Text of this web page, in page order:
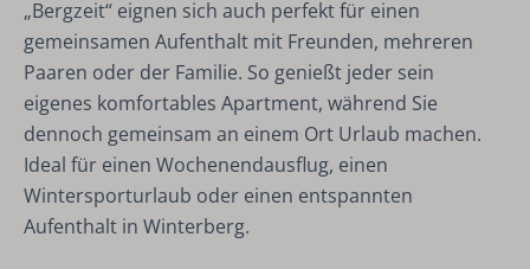
„Bergzeit“ eignen sich auch perfekt für einen
gemeinsamen Aufenthalt mit Freunden, mehreren
Paaren oder der Familie. So genießt jeder sein
eigenes komfortables Apartment, während Sie
dennoch gemeinsam an einem Ort Urlaub machen.
Ideal für einen Wochenendausflug, einen
Wintersporturlaub oder einen entspannten
Aufenthalt in Winterberg.